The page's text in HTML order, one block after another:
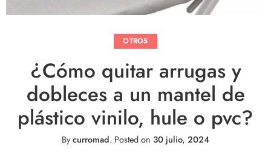
OTROS
¿Cómo quitar arrugas y
dobleces a un mantel de
plástico vinilo, hule o pvc?
Bycurromad. Posted on 30 julio, 2024